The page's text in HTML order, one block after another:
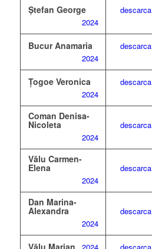
Ștefan George
2024
descarca
Bucur Anamaria
2024
descarca
Țogoe Veronica
2024
descarca
Coman Denisa-
Nicoleta
2024
descarca
Vălu Carmen-
Elena
2024
descarca
Dan Marina-
Alexandra
2024
descarca
Vălu Marian